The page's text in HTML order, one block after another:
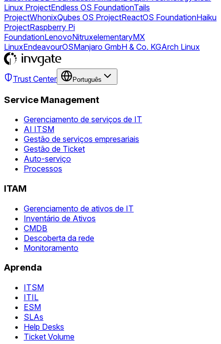
Linux ProjectEndless OS FoundationTails
ProjectWhonixQubes OS ProjectReactOS FoundationHaiku
ProjectRaspberry Pi
FoundationLenovoNitruxelementaryMX
LinuxEndeavourOSManjaro GmbH & Co. KGArch Linux
Trust Center Português
Service Management
Gerenciamento de serviços de IT
AI ITSM
Gestão de serviços empresariais
Gestão de Ticket
Auto-serviço
Processos
ITAM
Gerenciamento de ativos de IT
Inventário de Ativos
CMDB
Descoberta da rede
Monitoramento
Aprenda
ITSM
ITIL
ESM
SLAs
Help Desks
Ticket Volume